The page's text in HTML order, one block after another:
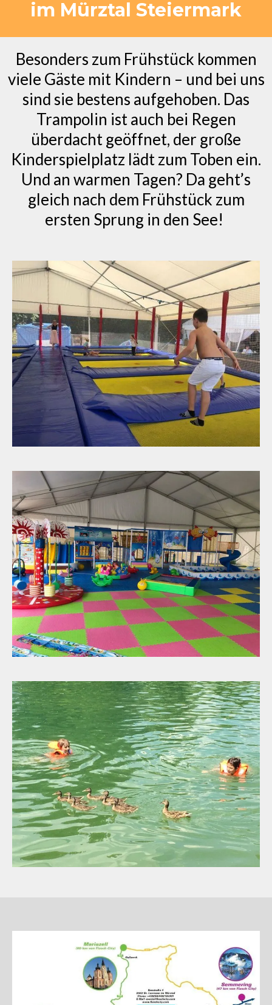
im Mürztal Steiermark
Besonders zum Frühstück kommen
viele Gäste mit Kindern – und bei uns
sind sie bestens aufgehoben. Das
Trampolin ist auch bei Regen
überdacht geöffnet, der große
Kinderspielplatz lädt zum Toben ein.
Und an warmen Tagen? Da geht’s
gleich nach dem Frühstück zum
ersten Sprung in den See!